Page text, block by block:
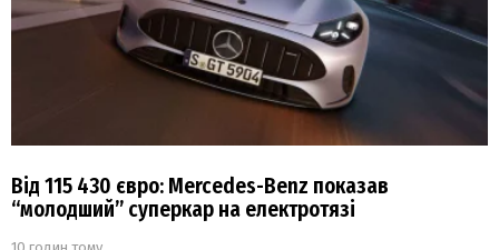
Від 115 430 євро: Mercedes-Benz показав
“молодший” суперкар на електротязі